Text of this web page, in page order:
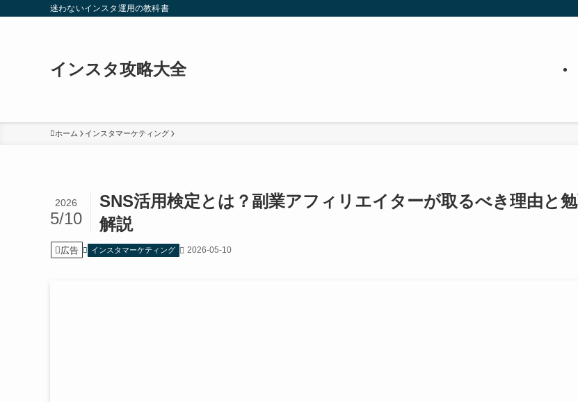
迷わないインスタ運用の教科書
インスタ攻略大全
ホーム インスタマーケティング
SNS活用検定とは？副業アフィリエイターが取るべき理由と
解説
2026
5/10
広告 インスタマーケティング 2026-05-10